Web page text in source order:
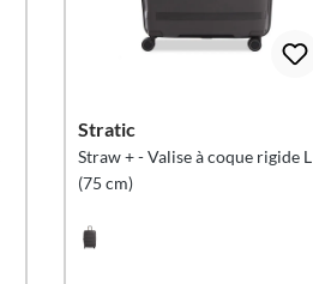
Stratic
Straw + - Valise à coque rigide L
(75 cm)